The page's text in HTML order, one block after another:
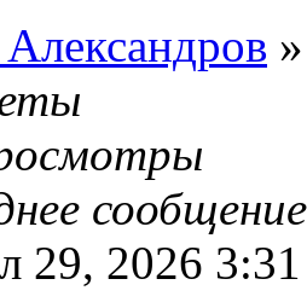
29, 2026 3:31